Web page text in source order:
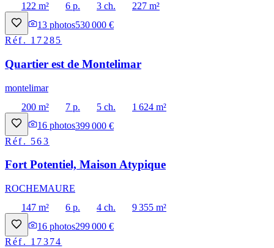
122 m²
6 p. 3 ch.
227 m²
13 photos530 000 €
Réf. 17285
Quartier est de Montelimar
montelimar
200 m²
7 p. 5 ch.
1 624 m²
16 photos399 000 €
Réf. 563
Fort Potentiel, Maison Atypique
ROCHEMAURE
147 m²
6 p. 4 ch.
9 355 m²
16 photos299 000 €
Réf. 17374